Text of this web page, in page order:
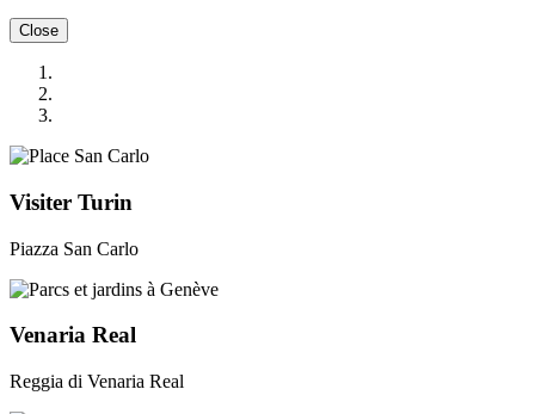
Close
Visiter Turin
Piazza San Carlo
Venaria Real
Reggia di Venaria Real